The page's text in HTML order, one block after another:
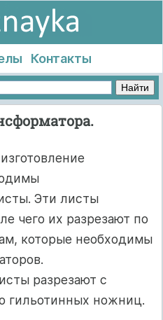
Контакты
Эти листы
чего их разрезают по
которые необходимы
разрезают с
гильотинных ножниц.